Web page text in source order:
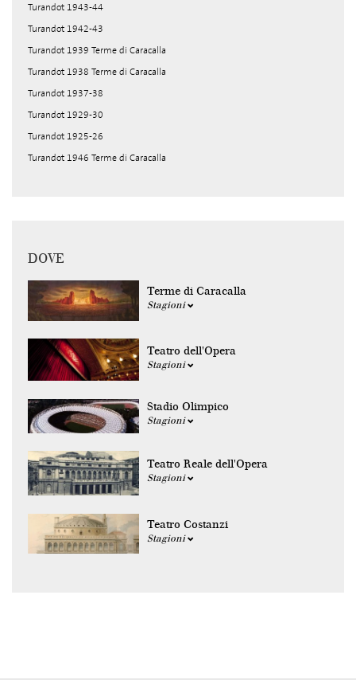
Turandot 1943-44
Turandot 1942-43
Turandot 1939 Terme di Caracalla
Turandot 1938 Terme di Caracalla
Turandot 1937-38
Turandot 1929-30
Turandot 1925-26
Turandot 1946 Terme di Caracalla
DOVE
Terme di Caracalla
Stagioni
Teatro dell'Opera
Stagioni
Stadio Olimpico
Stagioni
Teatro Reale dell'Opera
Stagioni
Teatro Costanzi
Stagioni